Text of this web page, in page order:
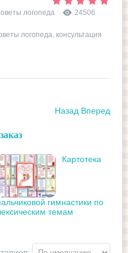
логопеда
24506
логопеда, консультация
Назад Вперед
Картотека
гимнастики по
темам